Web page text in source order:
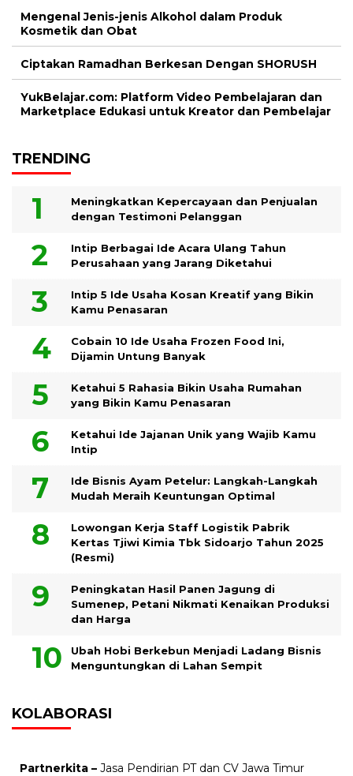
Mengenal Jenis-jenis Alkohol dalam Produk
Kosmetik dan Obat
Ciptakan Ramadhan Berkesan Dengan SHORUSH
YukBelajar.com: Platform Video Pembelajaran dan
Marketplace Edukasi untuk Kreator dan Pembelajar
TRENDING
Meningkatkan Kepercayaan dan Penjualan
dengan Testimoni Pelanggan
Intip Berbagai Ide Acara Ulang Tahun
Perusahaan yang Jarang Diketahui
Intip 5 Ide Usaha Kosan Kreatif yang Bikin
Kamu Penasaran
Cobain 10 Ide Usaha Frozen Food Ini,
Dijamin Untung Banyak
Ketahui 5 Rahasia Bikin Usaha Rumahan
yang Bikin Kamu Penasaran
Ketahui Ide Jajanan Unik yang Wajib Kamu
Intip
Ide Bisnis Ayam Petelur: Langkah-Langkah
Mudah Meraih Keuntungan Optimal
Lowongan Kerja Staff Logistik Pabrik
Kertas Tjiwi Kimia Tbk Sidoarjo Tahun 2025
(Resmi)
Peningkatan Hasil Panen Jagung di
Sumenep, Petani Nikmati Kenaikan Produksi
dan Harga
Ubah Hobi Berkebun Menjadi Ladang Bisnis
Menguntungkan di Lahan Sempit
KOLABORASI
Partnerkita – Jasa Pendirian PT dan CV Jawa Timur